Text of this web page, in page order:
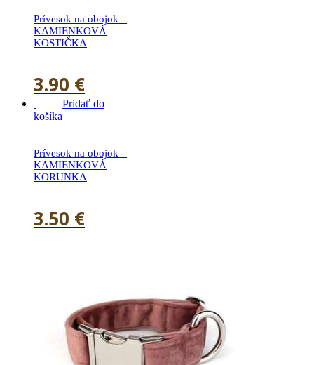
Prívesok na obojok –
KAMIENKOVÁ
KOSTIČKA
3.90 €
Pridať do
košíka
Prívesok na obojok –
KAMIENKOVÁ
KORUNKA
3.50 €